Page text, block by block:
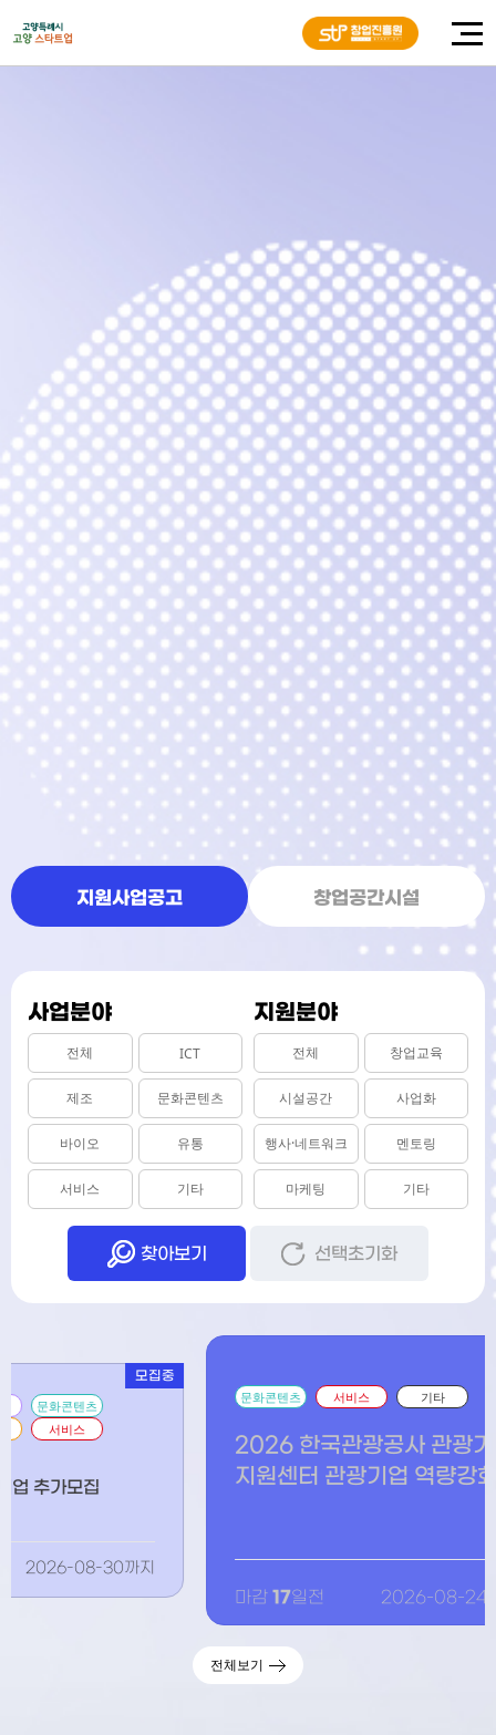
지원사업공고 창업공간시설
사업분야
전체 ICT
제조 문화콘텐츠
바이오 유통
서비스 기타
지원분야
전체 창업교육
시설공간 사업화
행사·네트워크 멘토링
마케팅 기타
찾아보기 선택초기화
서비스 기타
2026 한국관광공사 관광기업
지원센터 관광기업 역량강화 3
마감17일전 2026-08-24까지
마
전체보기